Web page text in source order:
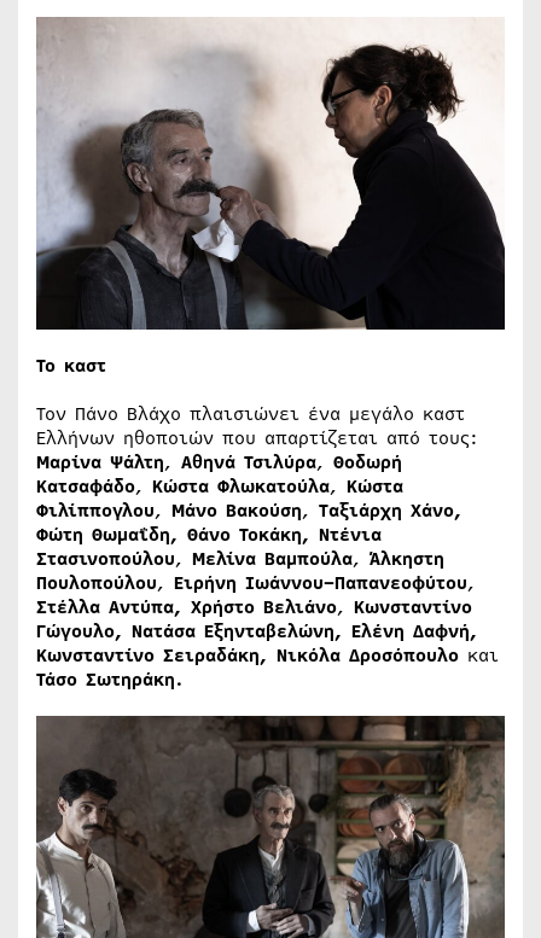
Το καστ
Τον Πάνο Βλάχο πλαισιώνει ένα μεγάλο καστ
Ελλήνων ηθοποιών που απαρτίζεται από τους:
Μαρίνα Ψάλτη, Αθηνά Τσιλύρα, Θοδωρή
Κατσαφάδο, Κώστα Φλωκατούλα, Κώστα
Φιλίππογλου, Μάνο Βακούση, Ταξιάρχη Χάνο,
Φώτη Θωμαΐδη, Θάνο Τοκάκη, Ντένια
Στασινοπούλου, Μελίνα Βαμπούλα, Άλκηστη
Πουλοπούλου, Ειρήνη Ιωάννου–Παπανεοφύτου,
Στέλλα Αντύπα, Χρήστο Βελιάνο, Κωνσταντίνο
Γώγουλο, Νατάσα Εξηνταβελώνη, Ελένη Δαφνή,
Κωνσταντίνο Σειραδάκη, Νικόλα Δροσόπουλο και
Τάσο Σωτηράκη.